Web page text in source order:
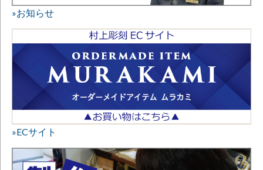
»お知らせ
»ECサイト